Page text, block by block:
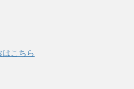
こちら